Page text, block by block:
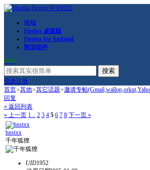
论坛
Firefox 桌面版
Firefox for Android
附加组件
RSS
搜索
登录注册
首页>其他>其它话题>邀请专帖
回复
« 返回列表
« 上一页 1... 2 3 4 5 6 7 8 下一页 »
hnstxx
千年狐狸
UID1952